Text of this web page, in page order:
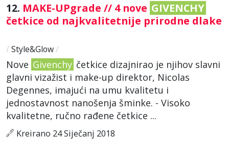
12. MAKE-UPgrade // 4 nove GIVENCHY
četkice od najkvalitetnije prirodne dlake
/ Style&Glow/
Nove Givenchy četkice dizajnirao je njihov slavni
glavni vizažist i make-up direktor, Nicolas
Degennes, imajući na umu kvalitetu i
jednostavnost nanošenja šminke. - Visoko
kvalitetne, ručno rađene četkice ...
Kreirano 24 Siječanj 2018